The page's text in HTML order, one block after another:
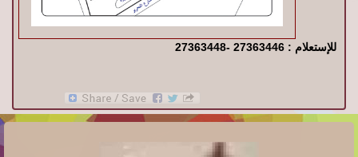
للإستعلام : 27363446 -27363448